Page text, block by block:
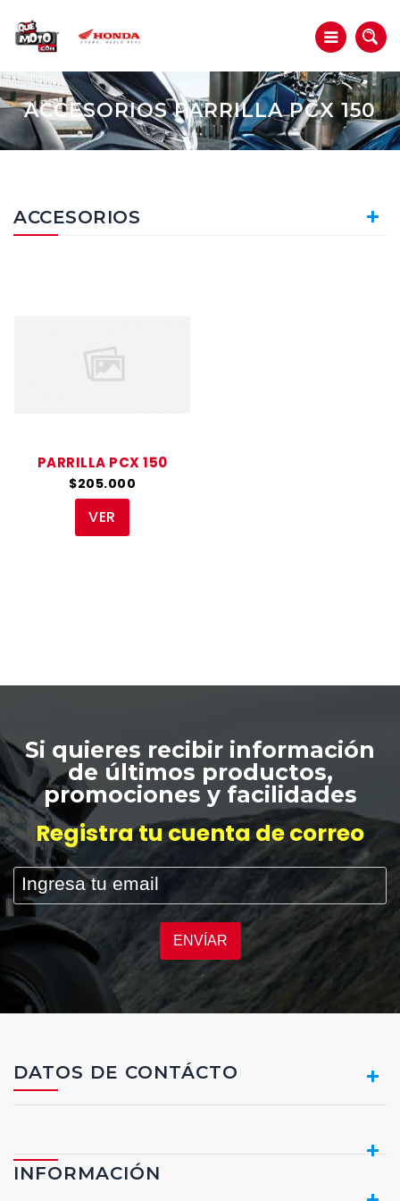
ESCRIBA Y PRESIONTE ENTER
ACCESORIOS PARRILLA PCX 150
ACCESORIOS
PARRILLA PCX 150
$205.000
VER
Si quieres recibir información
de últimos productos,
promociones y facilidades
Registra tu cuenta de correo
ENVÍAR
DATOS DE CONTÁCTO
INFORMACIÓN